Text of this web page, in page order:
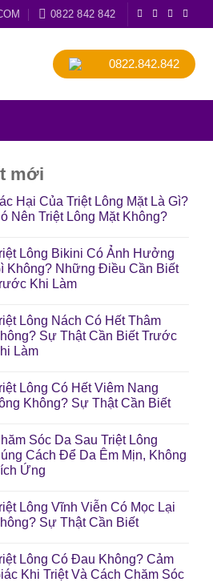
0822 842 842
0822.842.842
mới
Hại Của Triệt Lông Mặt Là Gì?
Nên Triệt Lông Mặt Không?
Lông Bikini Có Ảnh Hưởng
Không? Những Điều Cần Biết
Khi Làm
Lông Nách Có Hết Thâm
Sự Thật Cần Biết Trước
Làm
Lông Có Hết Viêm Nang
Không? Sự Thật Cần Biết
Sóc Da Sau Triệt Lông
Cách Để Da Êm Mịn, Không
Ứng
Lông Vĩnh Viễn Có Mọc Lại
Sự Thật Cần Biết
Lông Có Đau Không? Cảm
Khi Triệt Và Cách Chăm Sóc